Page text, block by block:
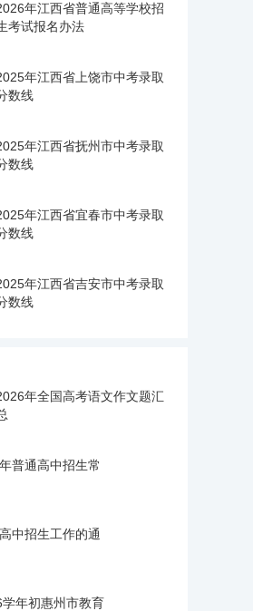
年江西省普通高等学校招
考试报名办法
年江西省上饶市中考录取
数线
年江西省抚州市中考录取
数线
年江西省宜春市中考录取
数线
年江西省吉安市中考录取
数线
年全国高考语文作文题汇
普通高中招生常
中招生工作的通
年初惠州市教育